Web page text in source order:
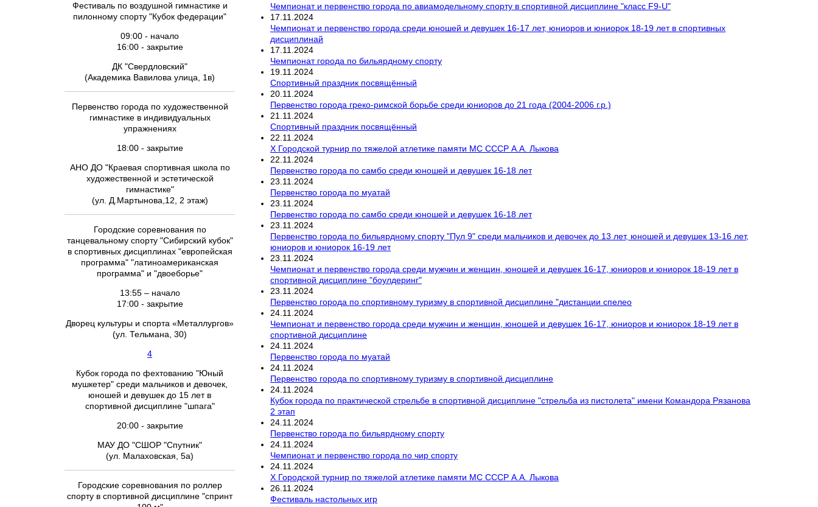
Фестиваль по воздушной гимнастике и
пилонному спорту "Кубок федерации"
09:00 - начало
16:00 - закрытие
ДК "Свердловский"
(Академика Вавилова улица, 1в)
Первенство города по художественной
гимнастике в индивидуальных
упражнениях
18:00 - закрытие
АНО ДО "Краевая спортивная школа по
художественной и эстетической
гимнастике"
(ул. Д.Мартынова,12, 2 этаж)
Городские соревнования по
танцевальному спорту "Сибирский кубок"
в спортивных дисциплинах "европейская
программа" "латиноамериканская
программа" и "двоеборье"
13:55 – начало
17:00 - закрытие
Дворец культуры и спорта «Металлургов»
(ул. Тельмана, 30)
4
Кубок города по фехтованию "Юный
мушкетер" среди мальчиков и девочек,
юношей и девушек до 15 лет в
спортивной дисциплине "шпага"
20:00 - закрытие
МАУ ДО "СШОР "Спутник"
(ул. Малаховская, 5а)
Городские соревнования по роллер
спорту в спортивной дисциплине "спринт
Чемпионат и первенство города по авиамодельному спорту в спортивной дисциплине "класс F9-U"
17 11 2024
Чемпионат и первенство города среди юношей и девушек 16-17 лет, юниоров и юниорок 18-19 лет в спортивных
дисциплинай
17 11 2024
Чемпионат города по бильярдному спорту
19 11 2024
Спортивный праздник посвящённый
20 11 2024
Первенство города греко-римской борьбе среди юниоров до 21 года (2004-2006 г.р.)
21 11 2024
Спортивный праздник посвящённый
22 11 2024
Х Городской турнир по тяжелой атлетике памяти МС СССР А.А. Лыкова
22 11 2024
Первенство города по самбо среди юношей и девушек 16-18 лет
23 11 2024
Первенство города по муатай
23 11 2024
Первенство города по самбо среди юношей и девушек 16-18 лет
23 11 2024
Первенство города по бильярдному спорту "Пул 9" среди мальчиков и девочек до 13 лет, юношей и девушек 13-16 лет,
юниоров и юниорок 16-19 лет
23 11 2024
Чемпионат и первенство города среди мужчин и женщин, юношей и девушек 16-17, юниоров и юниорок 18-19 лет в
спортивной дисциплине "боулдеринг"
23 11 2024
Первенство города по спортивному туризму в спортивной дисциплине "дистанции спелео
24 11 2024
Чемпионат и первенство города среди мужчин и женщин, юношей и девушек 16-17, юниоров и юниорок 18-19 лет в
спортивной дисциплине
24 11 2024
Первенство города по муатай
24 11 2024
Первенство города по спортивному туризму в спортивной дисциплине
24 11 2024
Кубок города по практической стрельбе в спортивной дисциплине "стрельба из пистолета" имени Командора Рязанова
2 этап
24 11 2024
Первенство города по бильярдному спорту
24 11 2024
Чемпионат и первенство города по чир спорту
24 11 2024
Х Городской турнир по тяжелой атлетике памяти МС СССР А.А. Лыкова
26 11 2024
Фестиваль настольных игр